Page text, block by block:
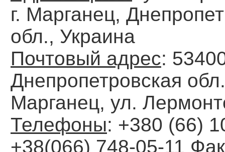
г. Марганец,
обл., Украина
Почтовый адрес:
Днепропетровская
Марганец, ул.
Телефоны: +380 (66)
+38(066) 748-05-11